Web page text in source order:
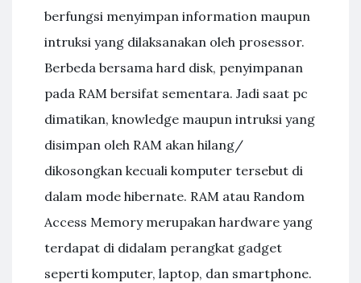
berfungsi menyimpan information maupun
intruksi yang dilaksanakan oleh prosessor.
Berbeda bersama hard disk, penyimpanan
pada RAM bersifat sementara. Jadi saat pc
dimatikan, knowledge maupun intruksi yang
disimpan oleh RAM akan hilang/
dikosongkan kecuali komputer tersebut di
dalam mode hibernate. RAM atau Random
Access Memory merupakan hardware yang
terdapat di didalam perangkat gadget
seperti komputer, laptop, dan smartphone.